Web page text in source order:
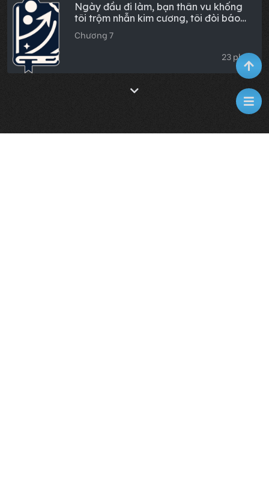
Ngày đầu đi làm, bạn thân vu khống
tôi trộm nhẫn kim cương, tôi đòi báo
cảnh sát, nó liền hoảng loạn
Chương 7
23 phút